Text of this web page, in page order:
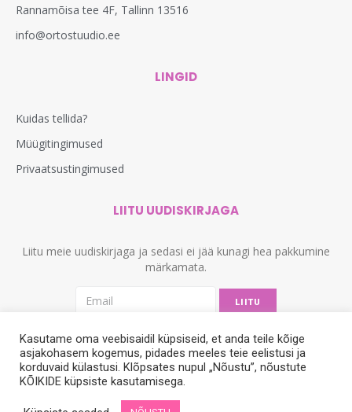
Rannamõisa tee 4F, Tallinn 13516
info@ortostuudio.ee
LINGID
Kuidas tellida?
Müügitingimused
Privaatsustingimused
LIITU UUDISKIRJAGA
Liitu meie uudiskirjaga ja sedasi ei jää kunagi hea pakkumine
märkamata.
LIITU
Kasutame oma veebisaidil küpsiseid, et anda teile kõige
asjakohasem kogemus, pidades meeles teie eelistusi ja
korduvaid külastusi. Klõpsates nupul „Nõustu”, nõustute
KÕIKIDE küpsiste kasutamisega.